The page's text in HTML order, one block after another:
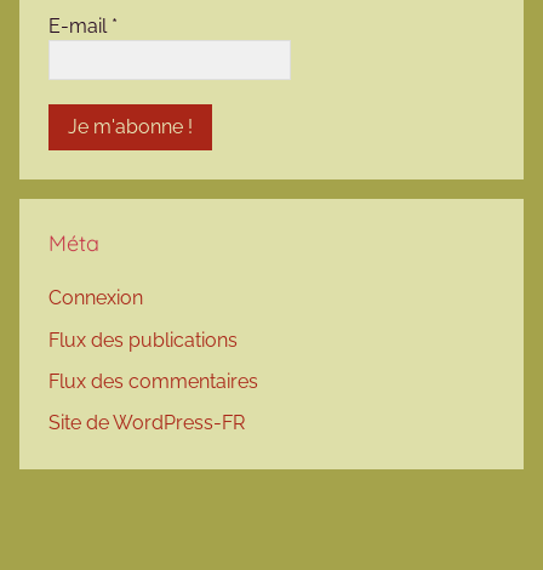
E-mail *
Méta
Connexion
Flux des publications
Flux des commentaires
Site de WordPress-FR